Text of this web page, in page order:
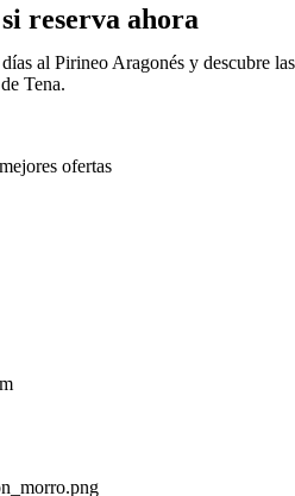
reserva ahora
al Pirineo Aragonés y descubre las
Tena.
ofertas